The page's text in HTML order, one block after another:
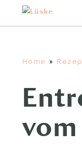
Home »